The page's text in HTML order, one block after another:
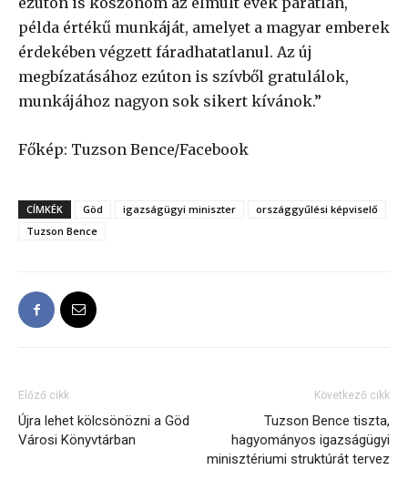
példa értékű munkáját, amelyet a magyar emberek
érdekében végzett fáradhatatlanul. Az új
megbízatásához ezúton is szívből gratulálok,
munkájához nagyon sok sikert kívánok.”
Főkép: Tuzson Bence/Facebook
CÍMKÉK Göd igazságügyi miniszter
országgyűlési képviselő
Tuzson Bence
Előző cikk
Újra lehet kölcsönözni a Göd
Városi Könyvtárban
Következő cikk
Tuzson Bence tiszta,
hagyományos igazságügyi
minisztériumi struktúrát tervez